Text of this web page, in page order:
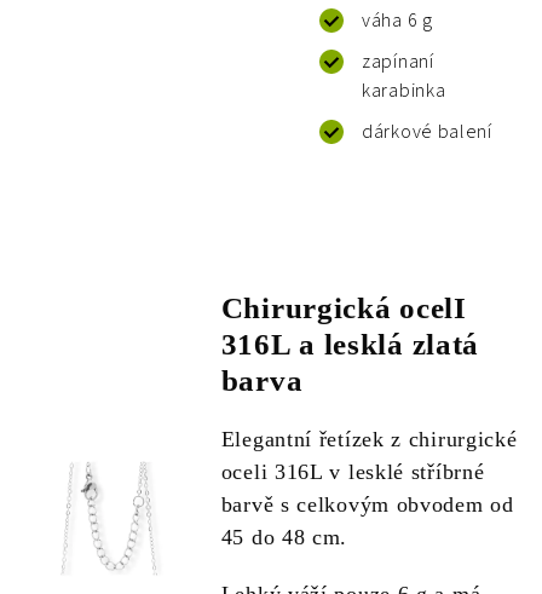
váha 6 g
zapínaní
karabinka
dárkové balení
Chirurgická ocelI
316L a lesklá zlatá
barva
Elegantní řetízek z chirurgické
oceli 316L v lesklé stříbrné
barvě s celkovým obvodem od
45 do 48 cm.